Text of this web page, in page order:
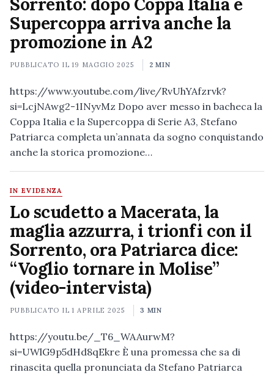
Supercoppa arriva anche la
promozione in A2
PUBBLICATO IL19 MAGGIO 2025 2 MIN
https://www.youtube.com/live/RvUhYAfzrvk?
si=LcjNAwg2-1INyvMz Dopo aver messo in bacheca la
Coppa Italia e la Supercoppa di Serie A3, Stefano
Patriarca completa un’annata da sogno conquistando
anche la storica promozione…
IN EVIDENZA
Lo scudetto a Macerata, la
maglia azzurra, i trionfi con il
Sorrento, ora Patriarca dice:
“Voglio tornare in Molise”
(video-intervista)
PUBBLICATO IL1 APRILE 2025 3 MIN
https://youtu.be/_T6_WAAurwM?
si=UWlG9p5dHd8qEkre È una promessa che sa di
rinascita quella pronunciata da Stefano Patriarca